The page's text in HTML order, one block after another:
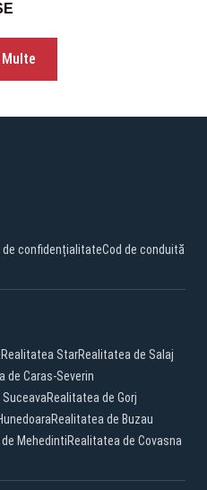
de confidențialitateCod de conduită
Realitatea StarRealitatea de Salaj
de Caras-Severin
Realitatea de Gorj
Realitatea de Buzau
MehedintiRealitatea de Covasna